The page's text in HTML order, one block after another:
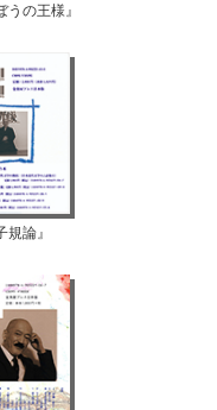
の王様』
論』